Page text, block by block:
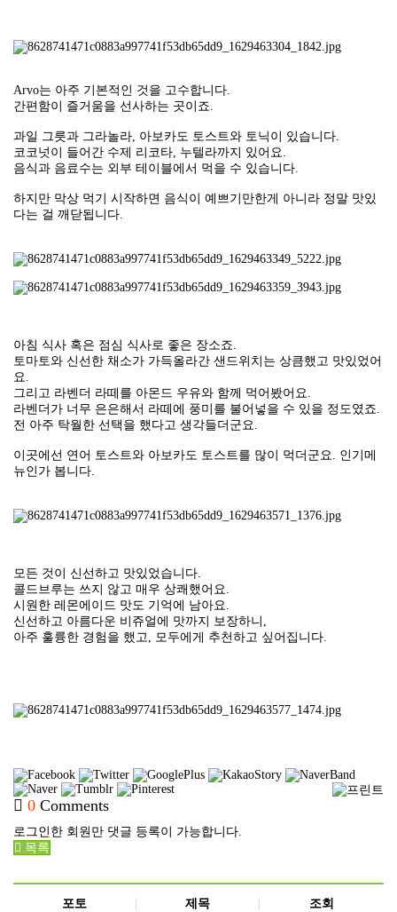
Arvo는 아주 기본적인 것을 고수합니다.
간편함이 즐거움을 선사하는 곳이죠.
과일 그릇과 그라놀라, 아보카도 토스트와 토닉이 있습니다.
코코넛이 들어간 수제 리코타, 누텔라까지 있어요.
음식과 음료수는 외부 테이블에서 먹을 수 있습니다.
하지만 막상 먹기 시작하면 음식이 예쁘기만한게 아니라 정말 맛있
다는 걸 깨닫됩니다.
아침 식사 혹은 점심 식사로 좋은 장소죠.
토마토와 신선한 채소가 가득올라간 샌드위치는 상큼했고 맛있었어
요.
그리고 라벤더 라떼를 아몬드 우유와 함께 먹어봤어요.
라벤더가 너무 은은해서 라떼에 풍미를 불어넣을 수 있을 정도였죠.
전 아주 탁월한 선택을 했다고 생각들더군요.
이곳에선 연어 토스트와 아보카도 토스트를 많이 먹더군요. 인기메
뉴인가 봅니다.
모든 것이 신선하고 맛있었습니다.
콜드브루는 쓰지 않고 매우 상쾌했어요.
시원한 레몬에이드 맛도 기억에 남아요.
신선하고 아름다운 비쥬얼에 맛까지 보장하니,
아주 훌륭한 경험을 했고, 모두에게 추천하고 싶어집니다.
0 Comments
로그인한 회원만 댓글 등록이 가능합니다.
목록
포토 제목 조회